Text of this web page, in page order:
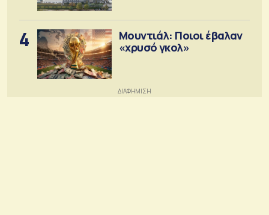
4
Μουντιάλ: Ποιοι έβαλαν
«χρυσό γκολ»